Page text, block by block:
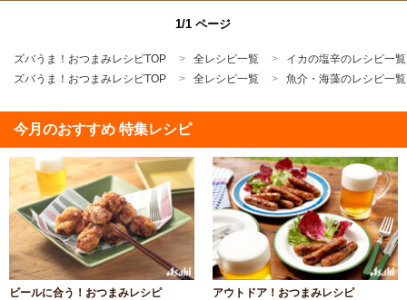
1/1 ページ
ズバうま！おつまみレシピTOP 全レシピ一覧
イカの塩辛のレシピ一覧
ズバうま！おつまみレシピTOP
全レシピ一覧 魚介・海藻のレシピ一覧
今月のおすすめ 特集レシピ
ビールに合う！おつまみレシピ アウトドア！おつまみレシピ